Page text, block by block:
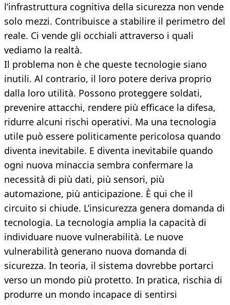
l’infrastruttura cognitiva della sicurezza non vende
solo mezzi. Contribuisce a stabilire il perimetro del
reale. Ci vende gli occhiali attraverso i quali
vediamo la realtà.
Il problema non è che queste tecnologie siano
inutili. Al contrario, il loro potere deriva proprio
dalla loro utilità. Possono proteggere soldati,
prevenire attacchi, rendere più efficace la difesa,
ridurre alcuni rischi operativi. Ma una tecnologia
utile può essere politicamente pericolosa quando
diventa inevitabile. E diventa inevitabile quando
ogni nuova minaccia sembra confermare la
necessità di più dati, più sensori, più
automazione, più anticipazione. È qui che il
circuito si chiude. L’insicurezza genera domanda di
tecnologia. La tecnologia amplia la capacità di
individuare nuove vulnerabilità. Le nuove
vulnerabilità generano nuova domanda di
sicurezza. In teoria, il sistema dovrebbe portarci
verso un mondo più protetto. In pratica, rischia di
produrre un mondo incapace di sentirsi